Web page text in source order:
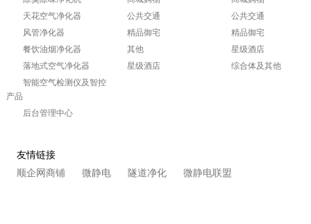
天花空气净化器
风管净化器
餐饮油烟净化器
落地式空气净化器
智能空气检测仪及智控
产品
后台管理中心
公共交通
精品御宅
其他
星级酒店
公共交通
精品御宅
星级酒店
综合体及其他
友情链接
顺企网商铺
微静电 隧道净化 微静电联盟